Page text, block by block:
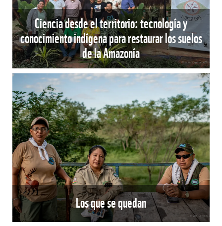
Ciencia desde el territorio: tecnología y
conocimiento indígena para restaurar los suelos
de la Amazonía
Los que se quedan